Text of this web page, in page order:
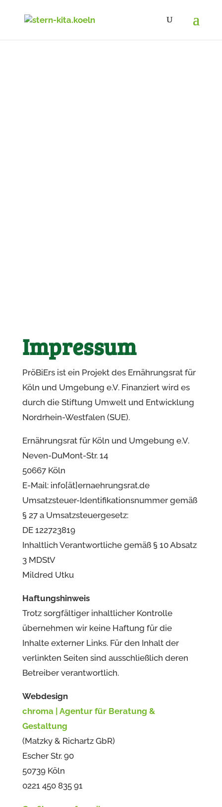
Impressum
PröBiErs ist ein Projekt des Ernährungsrat für
Köln und Umgebung e.V. Finanziert wird es
durch die Stiftung Umwelt und Entwicklung
Nordrhein-Westfalen (SUE).
Ernährungsrat für Köln und Umgebung e.V.
Neven-DuMont-Str. 14
50667 Köln
E-Mail: info[ät]ernaehrungsrat.de
Umsatzsteuer-Identifikationsnummer gemäß
§ 27 a Umsatzsteuergesetz:
DE 122723819
Inhaltlich Verantwortliche gemäß § 10 Absatz
3 MDStV
Mildred Utku
Haftungshinweis
Trotz sorgfältiger inhaltlicher Kontrolle
übernehmen wir keine Haftung für die
Inhalte externer Links. Für den Inhalt der
verlinkten Seiten sind ausschließlich deren
Betreiber verantwortlich.
Webdesign
chroma | Agentur für Beratung &
Gestaltung
(Matzky & Richartz GbR)
Escher Str. 90
50739 Köln
0221 450 835 91